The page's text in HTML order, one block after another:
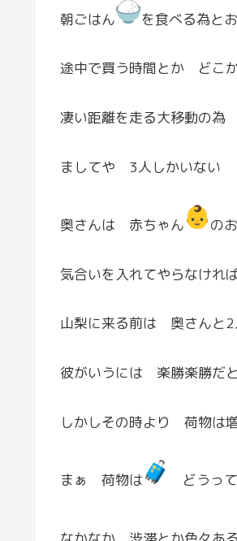
朝ごはん を食べる為と
途中で買う時間とか どこ
凄い距離を走る大移動の
ましてや 3人しかいない
奥さんは 赤ちゃん の
気合いを入れてやらなけ
山梨に来る前は 奥さんと2
彼がいうには 楽勝楽勝だと
しかしその時より 荷物は
まぁ 荷物は どうっ